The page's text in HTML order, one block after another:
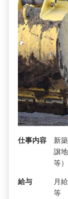
仕事内容
新
譲
等
給与
月
等